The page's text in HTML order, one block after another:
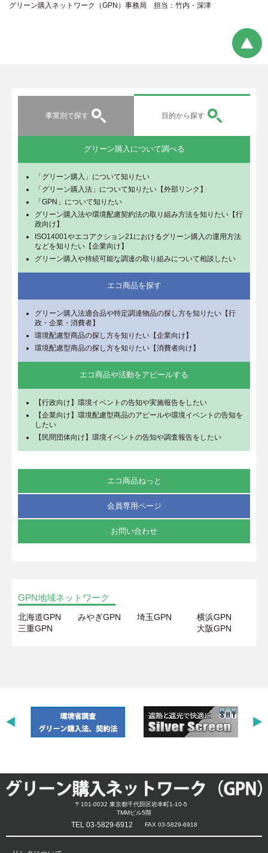
グリーン購入ネットワーク（GPN）事務局 担当：竹内・深津
事業別で探す 目的から探す
グリーン購入について調べる
「グリーン購入」について知りたい
「グリーン購入法」について知りたい【外部リンク】
「GPN」について知りたい
グリーン購入法や環境配慮契約法の取り組み方法を知りたい【行
政向け】
ISO14001やエコアクション21におけるグリーン購入の運用方法
などを知りたい【企業向け】
グリーン購入や持続可能な調達の取り組みについて相談したい
エコ商品を探す
グリーン購入法適合品や特定調達物品の探し方を知りたい【行
政・企業・消費者】
環境配慮型商品の探し方を知りたい【企業向け】
環境配慮型商品の探し方を知りたい【消費者向け】
エコ商品や活動をアピールする
【行政向け】環境イベントの告知や実施報告をしたい
【企業向け】環境配慮型商品のアピールや環境イベントの告知を
したい
【民間団体向け】環境イベントの告知や調査報告をしたい
エコ商品ねっと
会員専用ページ
お問い合わせ
GPN地域ネットワーク
北海道GPN みやぎGPN 埼玉GPN
横浜GPN
三重GPN
大阪GPN
〒101-0032 東京都千代田区岩本町1-10-5
TMMビル5階
TEL 03-5829-6912 FAX 03-5829-6918